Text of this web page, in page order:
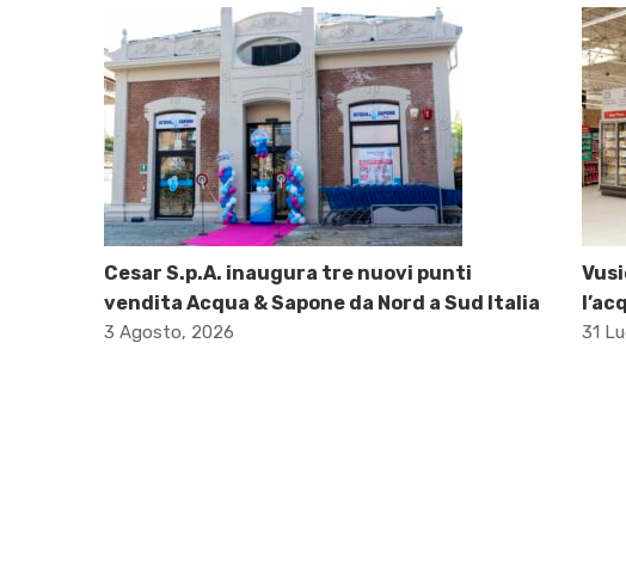
Cesar S.p.A. inaugura tre nuovi punti
vendita Acqua & Sapone da Nord a Sud Italia
3 Agosto, 2026 31